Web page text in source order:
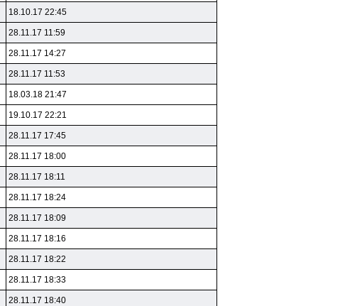
18.10.17 22:45
28.11.17 11:59
28.11.17 14:27
28.11.17 11:53
18.03.18 21:47
19.10.17 22:21
28.11.17 17:45
28.11.17 18:00
28.11.17 18:11
28.11.17 18:24
28.11.17 18:09
28.11.17 18:16
28.11.17 18:22
28.11.17 18:33
28.11.17 18:40